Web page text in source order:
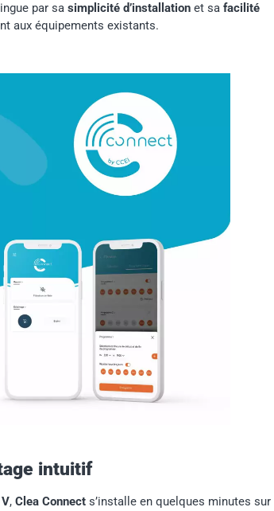
par sa simplicité d’installation et sa facilité
aux équipements existants.
intuitif
, Clea Connect s’installe en quelques minutes sur